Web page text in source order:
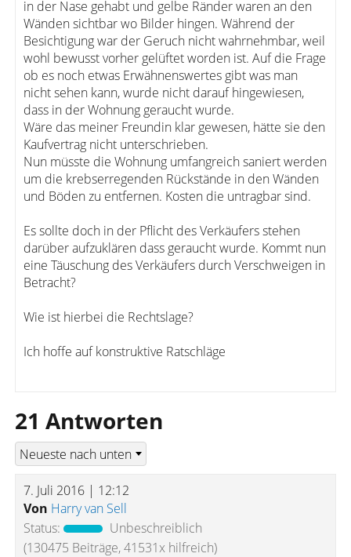
in der Nase gehabt und gelbe Ränder waren an den
Wänden sichtbar wo Bilder hingen. Während der
Besichtigung war der Geruch nicht wahrnehmbar, weil
wohl bewusst vorher gelüftet worden ist. Auf die Frage
ob es noch etwas Erwähnenswertes gibt was man
nicht sehen kann, wurde nicht darauf hingewiesen,
dass in der Wohnung geraucht wurde.
Wäre das meiner Freundin klar gewesen, hätte sie den
Kaufvertrag nicht unterschrieben.
Nun müsste die Wohnung umfangreich saniert werden
um die krebserregenden Rückstände in den Wänden
und Böden zu entfernen. Kosten die untragbar sind.
Es sollte doch in der Pflicht des Verkäufers stehen
darüber aufzuklären dass geraucht wurde. Kommt nun
eine Täuschung des Verkäufers durch Verschweigen in
Betracht?
Wie ist hierbei die Rechtslage?
Ich hoffe auf konstruktive Ratschläge
21 Antworten
7. Juli 2016 | 12:12
Von Harry van Sell
Status:
Unbeschreiblich
(130475 Beiträge, 41531x hilfreich)